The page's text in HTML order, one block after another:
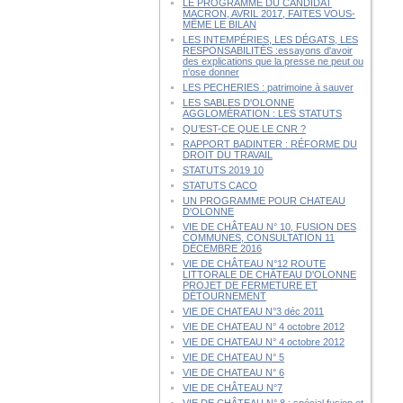
LE PROGRAMME DU CANDIDAT
MACRON, AVRIL 2017, FAITES VOUS-
MÊME LE BILAN
LES INTEMPÉRIES, LES DÉGATS, LES
RESPONSABILITÉS :essayons d'avoir
des explications que la presse ne peut ou
n'ose donner
LES PECHERIES : patrimoine à sauver
LES SABLES D'OLONNE
AGGLOMÉRATION : LES STATUTS
QU’EST-CE QUE LE CNR ?
RAPPORT BADINTER : RÉFORME DU
DROIT DU TRAVAIL
STATUTS 2019 10
STATUTS CACO
UN PROGRAMME POUR CHATEAU
D'OLONNE
VIE DE CHÂTEAU N° 10, FUSION DES
COMMUNES, CONSULTATION 11
DÉCEMBRE 2016
VIE DE CHÂTEAU N°12 ROUTE
LITTORALE DE CHÂTEAU D'OLONNE
PROJET DE FERMETURE ET
DÉTOURNEMENT
VIE DE CHATEAU N°3 déc 2011
VIE DE CHATEAU N° 4 octobre 2012
VIE DE CHATEAU N° 4 octobre 2012
VIE DE CHATEAU N° 5
VIE DE CHATEAU N° 6
VIE DE CHÂTEAU N°7